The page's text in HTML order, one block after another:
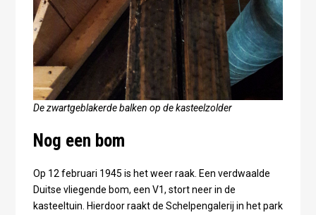
De zwartgeblakerde balken op de kasteelzolder
Nog een bom
Op 12 februari 1945 is het weer raak. Een verdwaalde
Duitse vliegende bom, een V1, stort neer in de
kasteeltuin. Hierdoor raakt de Schelpengalerij in het park